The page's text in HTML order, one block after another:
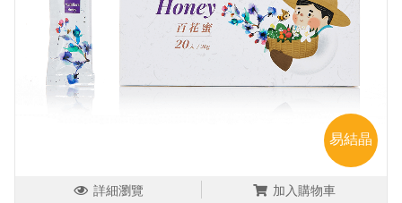
易結晶
詳細瀏覽 加入購物車